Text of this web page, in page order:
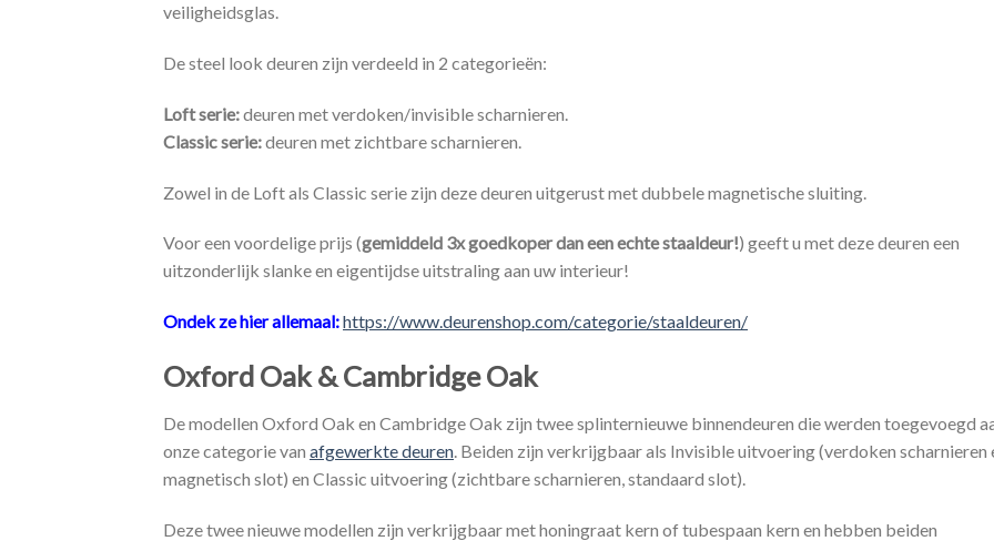
veiligheidsglas.
De steel look deuren zijn verdeeld in 2 categorieën:
Loft serie:deuren met verdoken/invisible scharnieren.
Classic serie:deuren met zichtbare scharnieren.
Zowel in de Loft als Classic serie zijn deze deuren uitgerust met dubbele magnetische sluiting.
Voor een voordelige prijs (gemiddeld 3x goedkoper dan een echte staaldeur!) geeft u met deze deuren een
uitzonderlijk slanke en eigentijdse uitstraling aan uw interieur!
Ondek ze hier allemaal:https://www.deurenshop.com/categorie/staaldeuren/
Oxford Oak & Cambridge Oak
De modellen Oxford Oak en Cambridge Oak zijn twee splinternieuwe binnendeuren die werden toegevoegd
onze categorie van afgewerkte deuren . Beiden zijn verkrijgbaar als Invisible uitvoering (verdoken scharnieren
magnetisch slot) en Classic uitvoering (zichtbare scharnieren, standaard slot).
Deze twee nieuwe modellen zijn verkrijgbaar met honingraat kern of tubespaan kern en hebben beiden